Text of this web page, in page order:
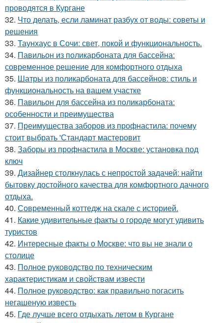
проводятся в Кургане
32. Что делать, если ламинат разбух от воды: советы и
решения
33. Таунхаус в Сочи: свет, покой и функциональность.
34. Павильон из поликарбоната для бассейна:
современное решение для комфортного отдыха
35. Шатры из поликарбоната для бассейнов: стиль и
функциональность на вашем участке
36. Павильон для бассейна из поликарбоната:
особенности и преимущества
37. Преимущества заборов из профнастила: почему
стоит выбрать 'Стандарт мастеровит
38. Заборы из профнастила в Москве: установка под
ключ
39. Дизайнер столкнулась с непростой задачей: найти
бытовку достойного качества для комфортного дачного
отдыха.
40. Современный коттедж на скале с историей.
41. Какие удивительные факты о городе могут удивить
туристов
42. Интересные факты о Москве: что вы не знали о
столице
43. Полное руководство по техническим
характеристикам и свойствам извести
44. Полное руководство: как правильно погасить
негашеную известь
45. Где лучше всего отдыхать летом в Кургане